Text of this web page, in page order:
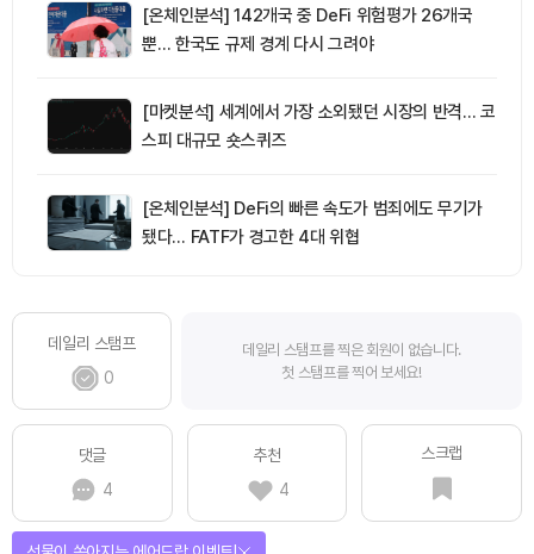
[온체인분석] 142개국 중 DeFi 위험평가 26개국
뿐… 한국도 규제 경계 다시 그려야
[마켓분석] 세계에서 가장 소외됐던 시장의 반격… 코
스피 대규모 숏스퀴즈
[온체인분석] DeFi의 빠른 속도가 범죄에도 무기가
됐다… FATF가 경고한 4대 위협
데일리 스탬프
0
데일리 스탬프를 찍은 회원이 없습니다.
첫 스탬프를 찍어 보세요!
댓글
4
추천
4
스크랩